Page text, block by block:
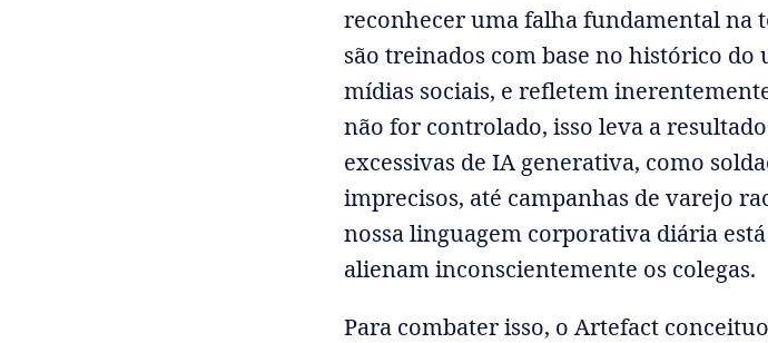
reconhecer uma falha fundamental na
são treinados com base no histórico
mídias sociais, e refletem
não for controlado, isso leva a
excessivas de IA generativa, como
imprecisos, até campanhas de varejo
nossa linguagem corporativa diária
alienam inconscientemente os colegas.
Para combater isso, o Artefact